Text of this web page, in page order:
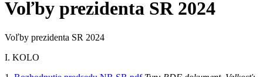
Voľby prezidenta SR 2024
Voľby prezidenta SR 2024
I. KOLO